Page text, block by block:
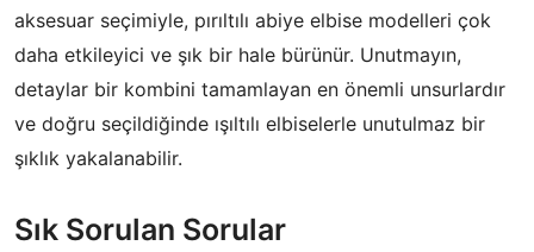
aksesuar seçimiyle, pırıltılı abiye elbise modelleri çok
daha etkileyici ve şık bir hale bürünür. Unutmayın,
detaylar bir kombini tamamlayan en önemli unsurlardır
ve doğru seçildiğinde ışıltılı elbiselerle unutulmaz bir
şıklık yakalanabilir.
Sık Sorulan Sorular